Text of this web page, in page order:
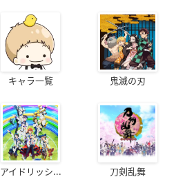
キャラ一覧 鬼滅の刃
アイドリッシ... 刀剣乱舞